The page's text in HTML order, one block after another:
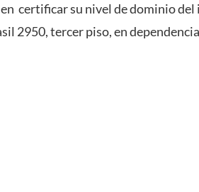
certificar su nivel de dominio del
2950, tercer piso, en